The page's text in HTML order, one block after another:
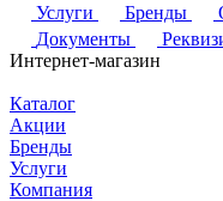
Услуги
Бренды
Документы
Интернет-магазин
Каталог
Акции
Бренды
Услуги
Компания